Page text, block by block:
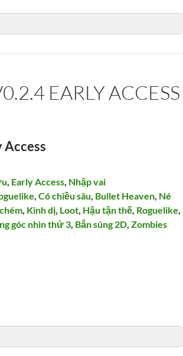
EARLY ACCESS
, Early Access, Nhập vai
,Có chiều sâu, Bullet Heaven, Né
, Kinh dị, Loot, Hậu tận thế, Roguelike,
góc nhìn thứ 3, Bắn súng 2D,Zombies